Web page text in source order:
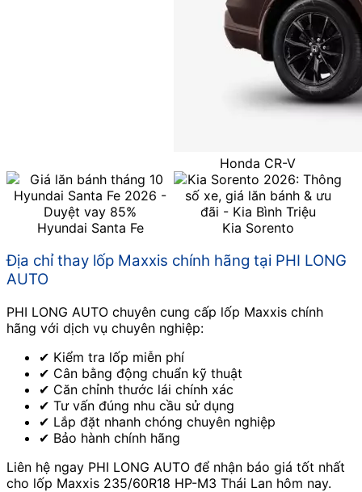
Honda CR-V
Hyundai Santa Fe Kia Sorento
Địa chỉ thay lốp Maxxis chính hãng tại PHI LONG
AUTO
PHI LONG AUTO chuyên cung cấp lốp Maxxis chính
hãng với dịch vụ chuyên nghiệp:
✔ Kiểm tra lốp miễn phí
✔ Cân bằng động chuẩn kỹ thuật
✔ Căn chỉnh thước lái chính xác
✔ Tư vấn đúng nhu cầu sử dụng
✔ Lắp đặt nhanh chóng chuyên nghiệp
✔ Bảo hành chính hãng
Liên hệ ngay PHI LONG AUTO để nhận báo giá tốt nhất
cho lốp Maxxis 235/60R18 HP-M3 Thái Lan hôm nay.